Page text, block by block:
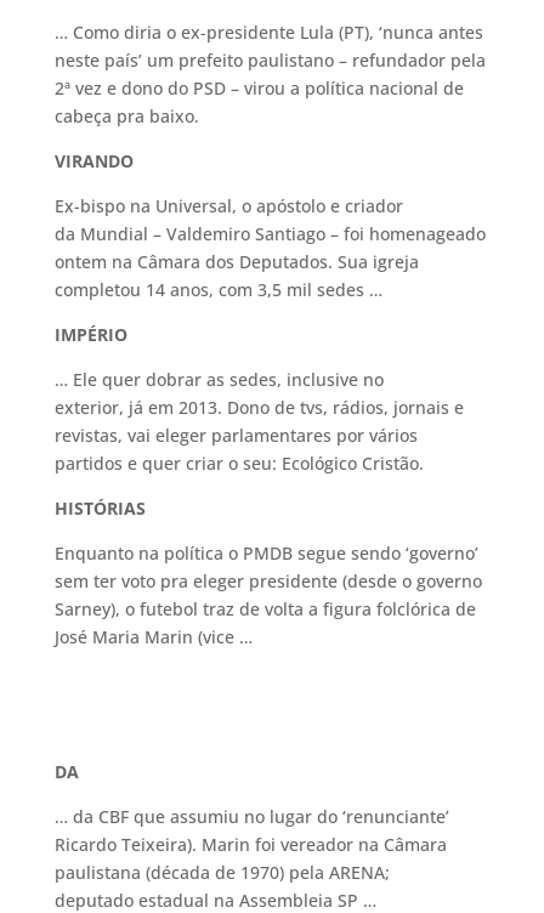
… Como diria o ex-presidente Lula (PT), ‘nunca antes
neste país’ um prefeito paulistano – refundador pela
2ª vez e dono do PSD – virou a política nacional de
cabeça pra baixo.
VIRANDO
Ex-bispo na Universal, o apóstolo e criador
da Mundial – Valdemiro Santiago – foi homenageado
ontem na Câmara dos Deputados. Sua igreja
completou 14 anos, com 3,5 mil sedes …
IMPÉRIO
… Ele quer dobrar as sedes, inclusive no
exterior, já em 2013. Dono de tvs, rádios, jornais e
revistas, vai eleger parlamentares por vários
partidos e quer criar o seu: Ecológico Cristão.
HISTÓRIAS
Enquanto na política o PMDB segue sendo ‘governo’
sem ter voto pra eleger presidente (desde o governo
Sarney), o futebol traz de volta a figura folclórica de
José Maria Marin (vice …
DA
… da CBF que assumiu no lugar do ‘renunciante’
Ricardo Teixeira). Marin foi vereador na Câmara
paulistana (década de 1970) pela ARENA;
deputado estadual na Assembleia SP …